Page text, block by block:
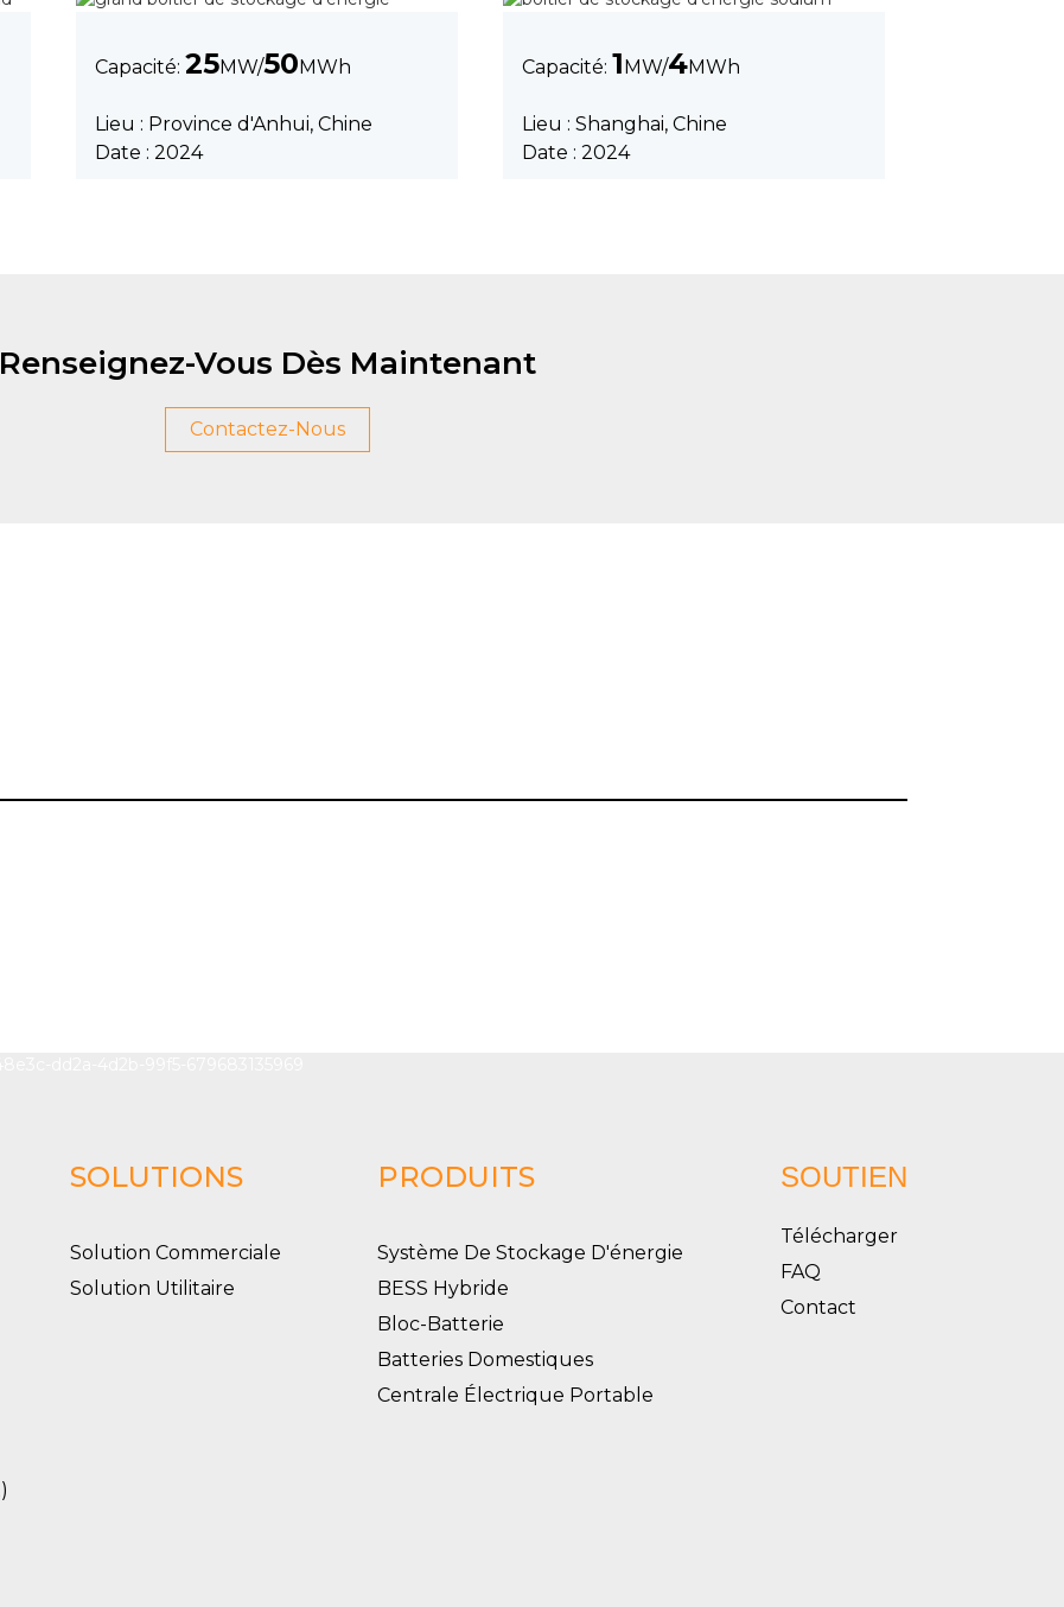
Capacité: 25MW/50 MWh
Lieu : Province d'Anhui, Chine
Date : 2024
Capacité: 1 MW/4MWh
Lieu : Shanghai, Chine
Date : 2024
Renseignez-Vous Dès Maintenant
Contactez-Nous
SOLUTIONS
Solution Commerciale
Solution Utilitaire
PRODUITS
Système De Stockage D'énergie
BESS Hybride
Bloc-Batterie
Batteries Domestiques
Centrale Électrique Portable
SOUTIEN
Télécharger
FAQ
Contact